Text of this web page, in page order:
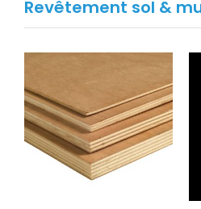
Revêtement sol &